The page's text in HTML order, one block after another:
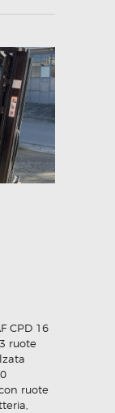
CPD 16
ruote
ruote